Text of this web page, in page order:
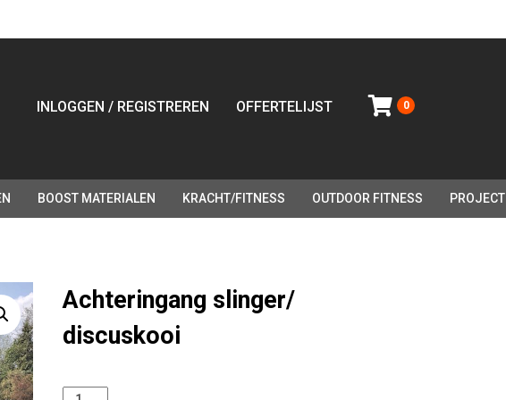
INLOGGEN / REGISTREREN OFFERTELIJST 0
BOOST MATERIALEN KRACHT/FITNESS OUTDOOR FITNESS
Achteringang slinger/
discuskooi